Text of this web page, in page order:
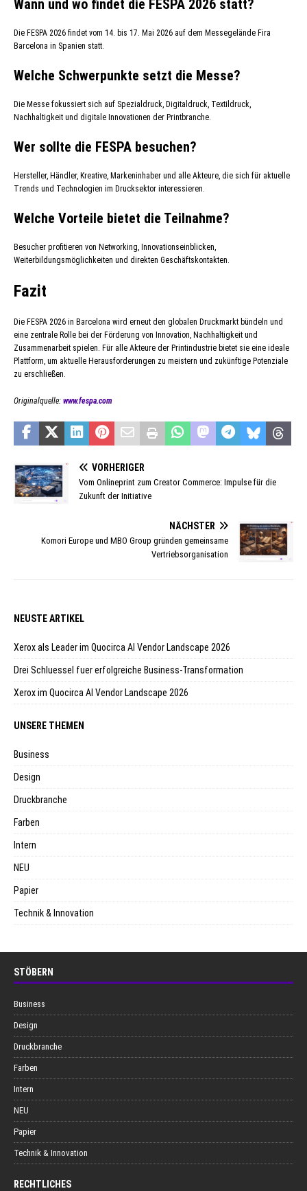
Wann und wo findet die FESPA 2026 statt?
Die FESPA 2026 findet vom 14. bis 17. Mai 2026 auf dem Messegelände Fira
Barcelona in Spanien statt.
Welche Schwerpunkte setzt die Messe?
Die Messe fokussiert sich auf Spezialdruck, Digitaldruck, Textildruck,
Nachhaltigkeit und digitale Innovationen der Printbranche.
Wer sollte die FESPA besuchen?
Hersteller, Händler, Kreative, Markeninhaber und alle Akteure, die sich für aktuelle
Trends und Technologien im Drucksektor interessieren.
Welche Vorteile bietet die Teilnahme?
Besucher profitieren von Networking, Innovationseinblicken,
Weiterbildungsmöglichkeiten und direkten Geschäftskontakten.
Fazit
Die FESPA 2026 in Barcelona wird erneut den globalen Druckmarkt bündeln und
eine zentrale Rolle bei der Förderung von Innovation, Nachhaltigkeit und
Zusammenarbeit spielen. Für alle Akteure der Printindustrie bietet sie eine ideale
Plattform, um aktuelle Herausforderungen zu meistern und zukünftige Potenziale
zu erschließen.
Originalquelle: www.fespa.com
VORHERIGER
Vom Onlineprint zum Creator Commerce: Impulse für die
Zukunft der Initiative
NÄCHSTER
Komori Europe und MBO Group gründen gemeinsame
Vertriebsorganisation
NEUSTE ARTIKEL
Xerox als Leader im Quocirca AI Vendor Landscape 2026
Drei Schluessel fuer erfolgreiche Business-Transformation
Xerox im Quocirca AI Vendor Landscape 2026
UNSERE THEMEN
Business
Design
Druckbranche
Farben
Intern
NEU
Papier
Technik & Innovation
STÖBERN
Business
Design
Druckbranche
Farben
Intern
NEU
Papier
Technik & Innovation
RECHTLICHES